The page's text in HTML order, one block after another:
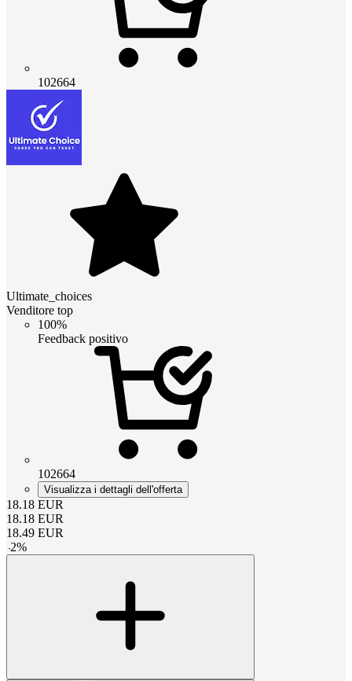
102664
Ultimate_choices
Venditore top
100%
Feedback positivo
102664
Visualizza i dettagli dell'offerta
18.18 EUR
18.18 EUR
18.49 EUR
-2%